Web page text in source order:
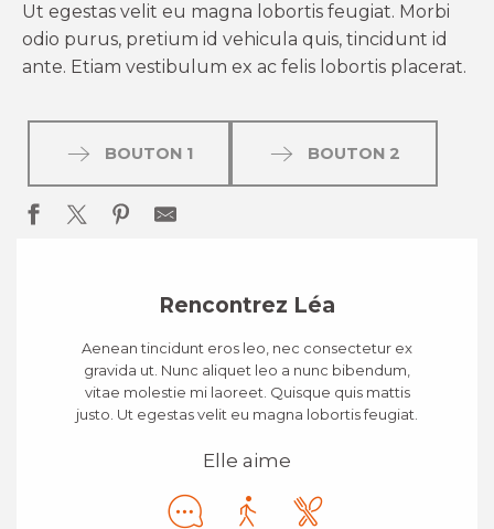
Ut egestas velit eu magna lobortis feugiat. Morbi
odio purus, pretium id vehicula quis, tincidunt id
ante. Etiam vestibulum ex ac felis lobortis placerat.
BOUTON 1 BOUTON 2
Rencontrez Léa
Aenean tincidunt eros leo, nec consectetur ex
gravida ut. Nunc aliquet leo a nunc bibendum,
vitae molestie mi laoreet. Quisque quis mattis
justo. Ut egestas velit eu magna lobortis feugiat.
Elle aime